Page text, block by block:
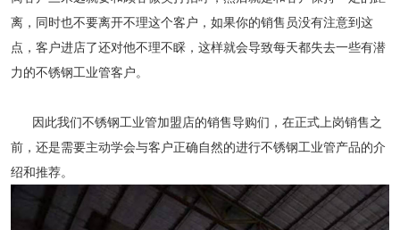
离，同时也不要离开不理这个客户，如果你的销售员没有注意到这
点，客户进店了还对他不理不睬，这样就会导致每天都失去一些有潜
力的不锈钢工业管客户。
因此我们不锈钢工业管加盟店的销售导购们，在正式上岗销售之
前，还是需要主动学会与客户正确自然的进行不锈钢工业管产品的介
绍和推荐。